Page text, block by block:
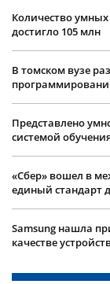
Количество
достигло 105 млн
В томском вузе
Представлено
системой
«Сбер» вошел в
единый стандарт
Samsung нашла
качестве